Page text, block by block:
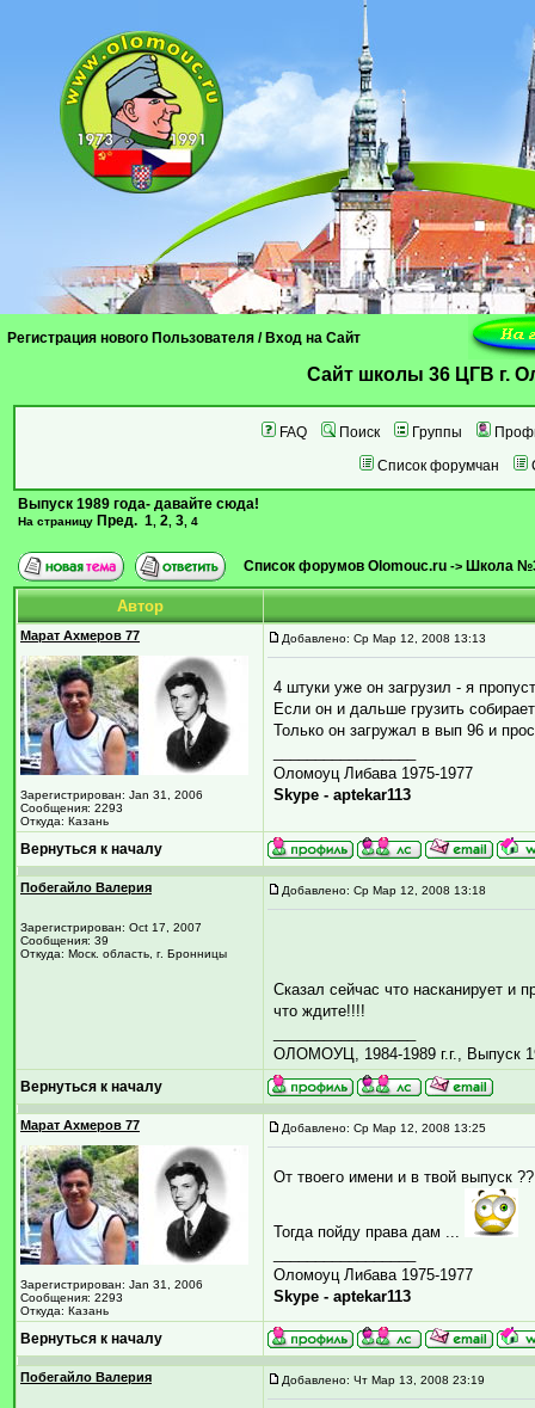
Регистрация нового Пользователя / Вход на Сайт
Cайт школы 36 ЦГВ г.
FAQ Поиск Группы
Список форумчан
Выпуск 1989 года- давайте сюда!
На страницу Пред. 1 2 3 4
Список форумов Olomouc.ru -> Школа
Автор
Марат Ахмеров 77
Зарегистрирован: Jan 31, 2006
Сообщения: 2293
Откуда: Казань
Добавлено: Ср Мар 12, 2008 13:13
4 штуки уже он загрузил - я
Если он и дальше грузить
Только он загружал в вып 96 и
Оломоуц Либава 1975-1977
Skype - aptekar113
Вернуться к началу
Побегайло Валерия
Зарегистрирован: Oct 17, 2007
Сообщения: 39
Откуда: Моск. область, г. Бронницы
Добавлено: Ср Мар 12, 2008 13:18
Cказал сейчас что насканирует и
что ждите!!!!
ОЛОМОУЦ, 1984-1989 г.г., Выпуск
Вернуться к началу
Марат Ахмеров 77
Зарегистрирован: Jan 31, 2006
Сообщения: 2293
Откуда: Казань
Добавлено: Ср Мар 12, 2008 13:25
От твоего имени и в твой выпуск ??
Тогда пойду права дам ...
Оломоуц Либава 1975-1977
Skype - aptekar113
Вернуться к началу
Побегайло Валерия Добавлено: Чт Мар 13, 2008 23:19